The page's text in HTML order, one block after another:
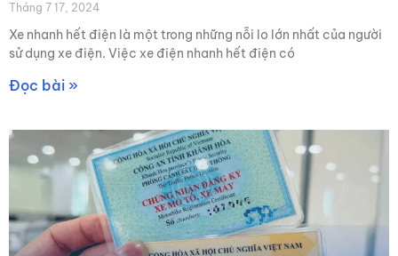
Tháng 7 17, 2024
Xe nhanh hết điện là một trong những nỗi lo lớn nhất của người
sử dụng xe điện. Việc xe điện nhanh hết điện có
Đọc bài »